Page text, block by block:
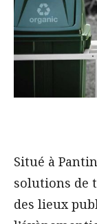
Situé à
solutions de
des lieux